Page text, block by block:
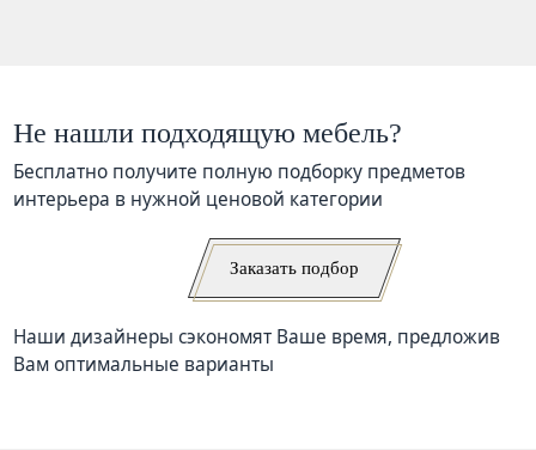
Не нашли подходящую мебель?
Бесплатно получите полную подборку предметов
интерьера в нужной ценовой категории
Заказать подбор
Наши дизайнеры сэкономят Ваше время, предложив
Вам оптимальные варианты